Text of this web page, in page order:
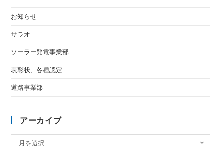
お知らせ
サラオ
ソーラー発電事業部
表彰状、各種認定
道路事業部
アーカイブ
月を選択